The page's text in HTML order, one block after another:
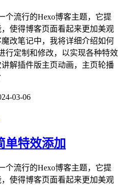
个流行的Hexo博客主题，它提
使得博客页面看起来更加美观
改笔记中，我将详细介绍如何
行定制和修改，以实现各种特效
解插件版主页动画，主页轮播
03-06
单特效添加
个流行的Hexo博客主题，它提
使得博客页面看起来更加美观